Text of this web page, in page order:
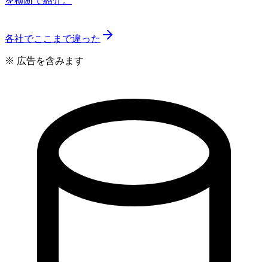
各社でここまで違った
※ 広告を含みます